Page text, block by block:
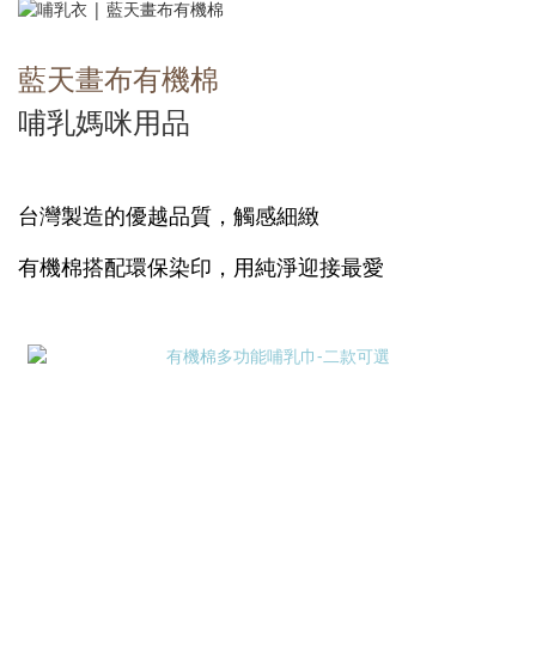
藍天畫布有機棉
哺乳媽咪用品
台灣製造的優越品質， 觸感細緻
有機棉搭配環保染印，用純淨迎接最愛